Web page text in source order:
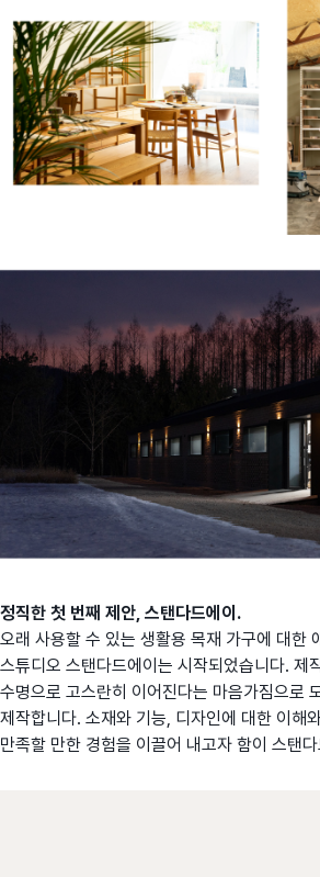
정직한 첫 번째 제안, 스탠다드에이.
오래 사용할 수 있는 생활용 목재 가구에 대한
스튜디오 스탠다드에이는 시작되었습니다. 제
수명으로 고스란히 이어진다는 마음가짐으로
제작합니다. 소재와 기능, 디자인에 대한 이해
만족할 만한 경험을 이끌어 내고자 함이 스탠